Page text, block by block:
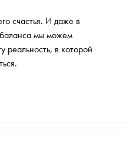
счастья. И даже в
мы можем
реальность, в которой